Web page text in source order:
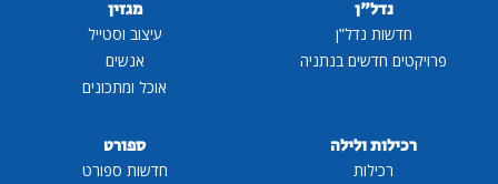
נדל"ן
חדשות נדל"ן
פרויקטים חדשים בנתניה
מגזין
עיצוב וסטייל
אנשים
אוכל ומתכונים
רכילות ולילה
רכילות
ספורט
חדשות ספורט